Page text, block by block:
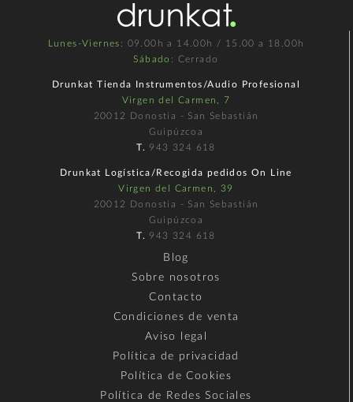
Lunes-Viernes : 09.00h a 14.00h / 15.00 a 18.00h
Sábado : Cerrado
Drunkat Tienda Instrumentos/Audio Profesional
Virgen del Carmen, 7
20012 Donostia - San Sebastián
Guipúzcoa
T. 943 324 618
Drunkat Logística/Recogida pedidos On Line
Virgen del Carmen, 39
20012 Donostia - San Sebastián
Guipúzcoa
T. 943 324 618
Blog
Sobre nosotros
Contacto
Condiciones de venta
Aviso legal
Política de privacidad
Política de Cookies
Política de Redes Sociales